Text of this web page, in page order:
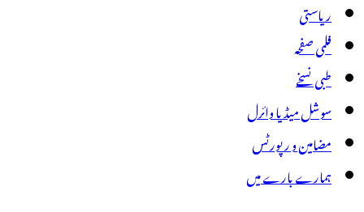
ریاستی
فلمی صفحہ
طبی نسخے
سوشل میڈیا وائرل
مضامین و رپورٹس
ہمارے بارے میں